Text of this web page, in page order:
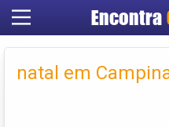
Encontra
natal em